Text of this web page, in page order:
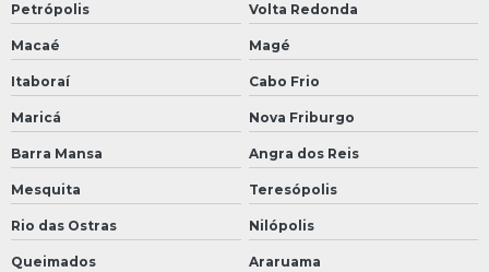
Petrópolis Volta Redonda
Macaé Magé
Itaboraí Cabo Frio
Maricá Nova Friburgo
Barra Mansa Angra dos Reis
Mesquita Teresópolis
Rio das Ostras Nilópolis
Queimados Araruama